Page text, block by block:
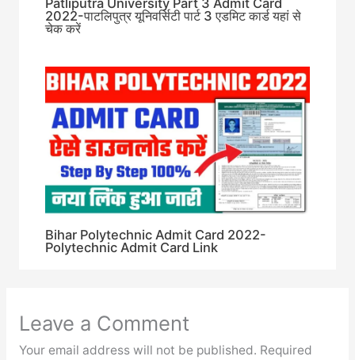
2022-पाटलिपुत्र यूनिवर्सिटी पार्ट 3 एडमिट कार्ड यहां से
चेक करें
Bihar Polytechnic Admit Card 2022-
Polytechnic Admit Card Link
Leave a Comment
Your email address will not be published. Required